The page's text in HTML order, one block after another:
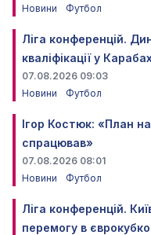
Новини
Футбол
Ліга конференцій.
кваліфікації у
07.08.2026 09:03
Новини
Футбол
Ігор Костюк: «План
спрацював»
07.08.2026 08:01
Новини
Футбол
Ліга конференцій.
перемогу в